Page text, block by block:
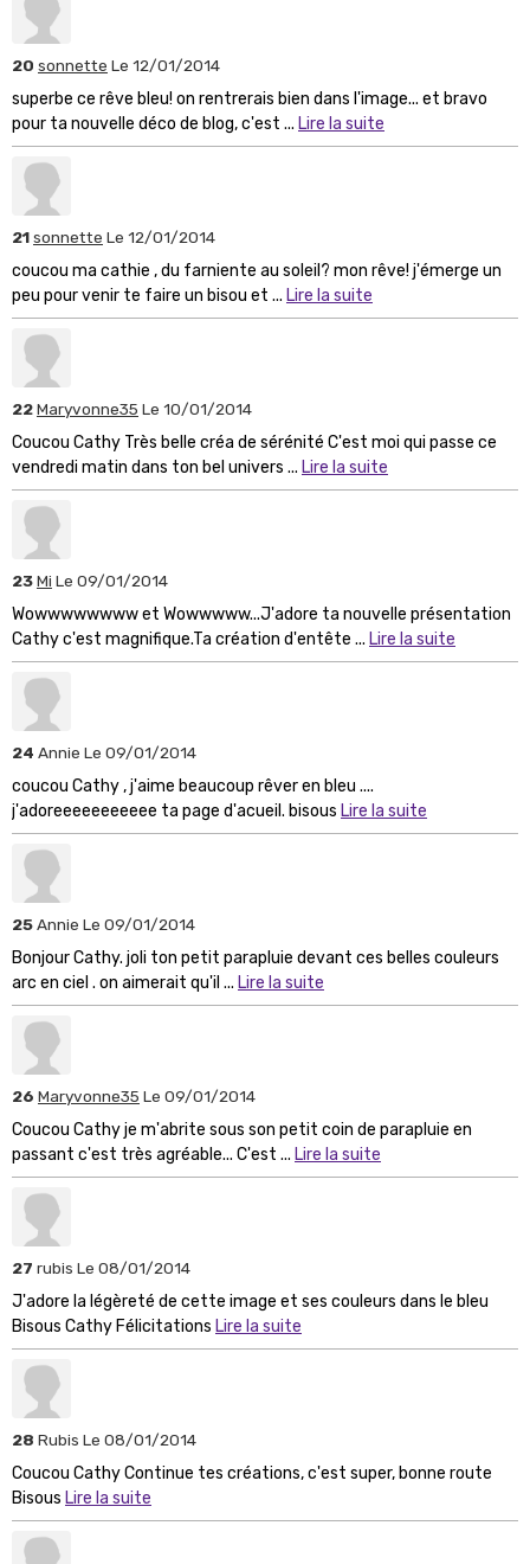
20 sonnette Le 12/01/2014
superbe ce rêve bleu! on rentrerais bien dans l'image... et bravo
pour ta nouvelle déco de blog, c'est ... Lire la suite
21sonnette Le 12/01/2014
coucou ma cathie , du farniente au soleil? mon rêve! j'émerge un
peu pour venir te faire un bisou et ... Lire la suite
22Maryvonne35 Le 10/01/2014
Coucou Cathy Très belle créa de sérénité C'est moi qui passe ce
vendredi matin dans ton bel univers ... Lire la suite
23Mi Le 09/01/2014
Wowwwwwwww et Wowwwww...J'adore ta nouvelle présentation
Cathy c'est magnifique.Ta création d'entête ... Lire la suite
24 Annie Le 09/01/2014
coucou Cathy , j'aime beaucoup rêver en bleu ....
j'adoreeeeeeeeeee ta page d'acueil. bisous Lire la suite
25Annie Le 09/01/2014
Bonjour Cathy. joli ton petit parapluie devant ces belles couleurs
arc en ciel . on aimerait qu'il ... Lire la suite
26 Maryvonne35 Le 09/01/2014
Coucou Cathy je m'abrite sous son petit coin de parapluie en
passant c'est très agréable... C'est ... Lire la suite
27 rubis Le 08/01/2014
J'adore la légèreté de cette image et ses couleurs dans le bleu
Bisous Cathy Félicitations Lire la suite
28 Rubis Le 08/01/2014
Coucou Cathy Continue tes créations, c'est super, bonne route
Bisous Lire la suite